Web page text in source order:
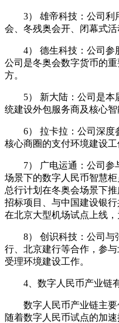
3） 雄帝科技：公司利
会、冬残奥会开、闭幕式活
4） 德生科技：公司参
公司是冬奥会数字货币的
方。
5） 新大陆：公司是本
统建设外包服务商及核心智
6） 拉卡拉：公司深度参
核心商圈的支付环境建设工
7） 广电运通：公司参
场景下的数字人民币智慧
总行计划在冬奥会场景下
招标项目、与中国建设银
在北京大型机场试点上线
8） 创识科技：公司与
行、北京建行等合作，参
受理环境建设工作。
4、数字人民币产业链有
数字人民币产业链主要
随着数字人民币试点的加